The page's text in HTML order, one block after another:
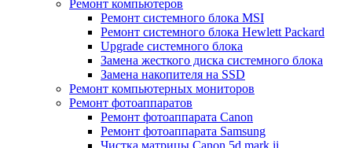
Ремонт компьютеров
Ремонт системного блока MSI
Ремонт системного блока Hewlett Packard
Upgrade системного блока
Замена жесткого диска системного блока
Замена накопителя на SSD
Ремонт компьютерных мониторов
Ремонт фотоаппаратов
Ремонт фотоаппарата Canon
Ремонт фотоаппарата Samsung
Чистка матрицы Canon 5d mark ii